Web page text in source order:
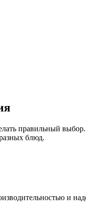
правильный выбор.
блюд.
и